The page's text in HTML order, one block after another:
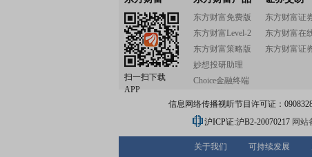
扫一扫下载
APP
东方财富免费版
东方财富Level-2
东方财富策略版
妙想投研助理
Choice金融终端
东方财富证
东方财富在
东方财富证
信息网络传播视听节目许可证：
沪ICP证:沪B2-20070217 网站
关于我们 可持续发展